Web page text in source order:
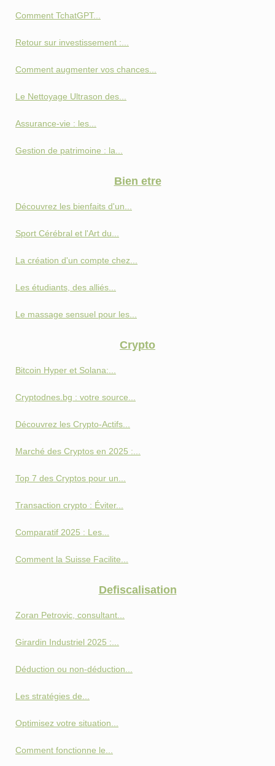
Comment TchatGPT...
Retour sur investissement :...
Comment augmenter vos chances...
Le Nettoyage Ultrason des...
Assurance-vie : les...
Gestion de patrimoine : la...
Bien etre
Découvrez les bienfaits d'un...
Sport Cérébral et l'Art du...
La création d'un compte chez...
Les étudiants, des alliés...
Le massage sensuel pour les...
Crypto
Bitcoin Hyper et Solana:...
Cryptodnes.bg : votre source...
Découvrez les Crypto-Actifs...
Marché des Cryptos en 2025 :...
Top 7 des Cryptos pour un...
Transaction crypto : Éviter...
Comparatif 2025 : Les...
Comment la Suisse Facilite...
Defiscalisation
Zoran Petrovic, consultant...
Girardin Industriel 2025 :...
Déduction ou non-déduction...
Les stratégies de...
Optimisez votre situation...
Comment fonctionne le...